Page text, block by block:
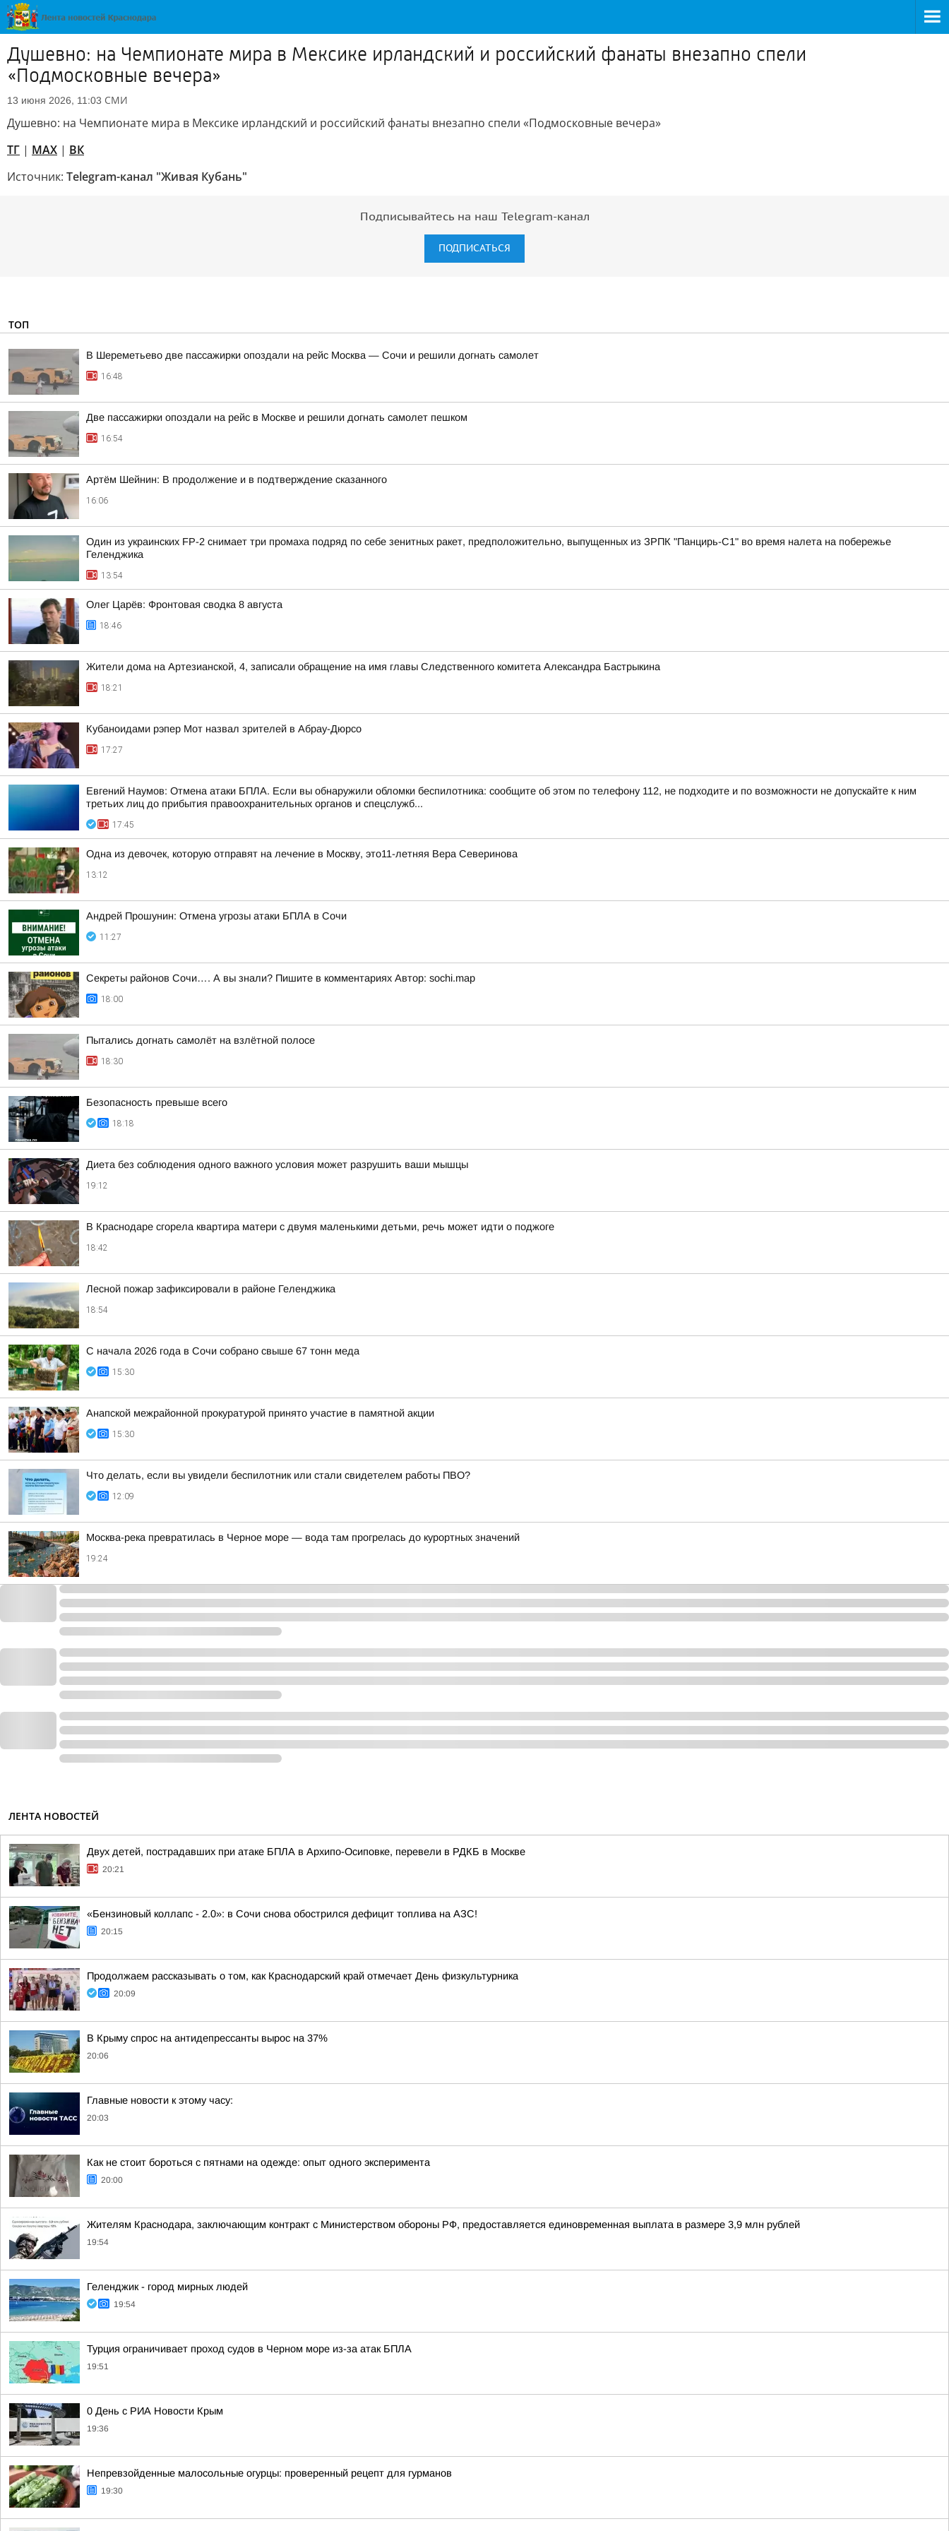
Душевно: на Чемпионате мира в Мексике ирландский и российский фанаты внезапно спели
«Подмосковные вечера»
13 июня 2026, 11:03 СМИ
Душевно: на Чемпионате мира в Мексике ирландский и российский фанаты внезапно спели «Подмосковные вечера»
TГ | MAX | ВК
Источник: Telegram-канал "Живая Кубань"
Подписывайтесь на наш Telegram-канал
ПОДПИСАТЬСЯ
ТОП
В Шереметьево две пассажирки опоздали на рейс Москва — Сочи и решили догнать самолет
16:48
Две пассажирки опоздали на рейс в Москве и решили догнать самолет пешком
16:54
Артём Шейнин: В продолжение и в подтверждение сказанного
16:06
Один из украинских FP-2 снимает три промаха подряд по себе зенитных ракет, предположительно, выпущенных из ЗРПК "Панцирь-С1" во время налета на побережье
Геленджика
13:54
Олег Царёв: Фронтовая сводка 8 августа
18:46
Жители дома на Артезианской, 4, записали обращение на имя главы Следственного комитета Александра Бастрыкина
18:21
Кубаноидами рэпер Мот назвал зрителей в Абрау-Дюрсо
17:27
Евгений Наумов: Отмена атаки БПЛА. Если вы обнаружили обломки беспилотника: сообщите об этом по телефону 112, не подходите и по возможности не допускайте к ним
третьих лиц до прибытия правоохранительных органов и спецслужб...
17:45
Одна из девочек, которую отправят на лечение в Москву, это11-летняя Вера Северинова
13:12
Андрей Прошунин: Отмена угрозы атаки БПЛА в Сочи
11:27
Секреты районов Сочи…. А вы знали? Пишите в комментариях Автор: sochi.map
18:00
Пытались догнать самолёт на взлётной полосе
18:30
Безопасность превыше всего
18:18
Диета без соблюдения одного важного условия может разрушить ваши мышцы
19:12
В Краснодаре сгорела квартира матери с двумя маленькими детьми, речь может идти о поджоге
18:42
Лесной пожар зафиксировали в районе Геленджика
18:54
С начала 2026 года в Сочи собрано свыше 67 тонн меда
15:30
Анапской межрайонной прокуратурой принято участие в памятной акции
15:30
Что делать, если вы увидели беспилотник или стали свидетелем работы ПВО?
12:09
Москва-река превратилась в Черное море — вода там прогрелась до курортных значений
19:24
ЛЕНТА НОВОСТЕЙ
Двух детей, пострадавших при атаке БПЛА в Архипо-Осиповке, перевели в РДКБ в Москве
20:21
«Бензиновый коллапс - 2.0»: в Сочи снова обострился дефицит топлива на АЗС!
20:15
Продолжаем рассказывать о том, как Краснодарский край отмечает День физкультурника
20:09
В Крыму спрос на антидепрессанты вырос на 37%
20:06
Главные новости к этому часу:
20:03
Как не стоит бороться с пятнами на одежде: опыт одного эксперимента
20:00
Жителям Краснодара, заключающим контракт с Министерством обороны РФ, предоставляется единовременная выплата в размере 3,9 млн рублей
19:54
Геленджик - город мирных людей
19:54
Турция ограничивает проход судов в Черном море из-за атак БПЛА
19:51
0 День с РИА Новости Крым
19:36
Непревзойденные малосольные огурцы: проверенный рецепт для гурманов
19:30